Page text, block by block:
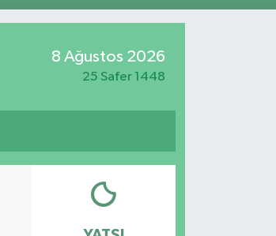
8 Ağustos 2026
25 Safer 1448